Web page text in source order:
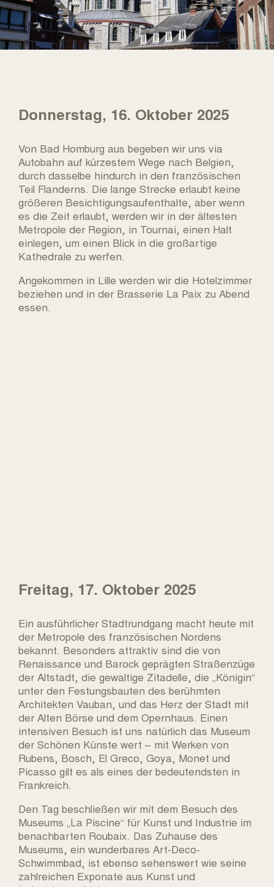
Donnerstag, 16. Oktober 2025
Von Bad Homburg aus begeben wir uns via
Autobahn auf kürzestem Wege nach Belgien,
durch dasselbe hindurch in den französischen
Teil Flanderns. Die lange Strecke erlaubt keine
größeren Besichtigungsaufenthalte, aber wenn
es die Zeit erlaubt, werden wir in der ältesten
Metropole der Region, in Tournai, einen Halt
einlegen, um einen Blick in die großartige
Kathedrale zu werfen.
Angekommen in Lille werden wir die Hotelzimmer
beziehen und in der Brasserie La Paix zu Abend
essen.
Freitag, 17. Oktober 2025
Ein ausführlicher Stadtrundgang macht heute mit
der Metropole des französischen Nordens
bekannt. Besonders attraktiv sind die von
Renaissance und Barock geprägten Straßenzüge
der Altstadt, die gewaltige Zitadelle, die „Königin“
unter den Festungsbauten des berühmten
Architekten Vauban, und das Herz der Stadt mit
der Alten Börse und dem Opernhaus. Einen
intensiven Besuch ist uns natürlich das Museum
der Schönen Künste wert – mit Werken von
Rubens, Bosch, El Greco, Goya, Monet und
Picasso gilt es als eines der bedeutendsten in
Frankreich.
Den Tag beschließen wir mit dem Besuch des
Museums „La Piscine“ für Kunst und Industrie im
benachbarten Roubaix. Das Zuhause des
Museums, ein wunderbares Art-Deco-
Schwimmbad, ist ebenso sehenswert wie seine
zahlreichen Exponate aus Kunst und